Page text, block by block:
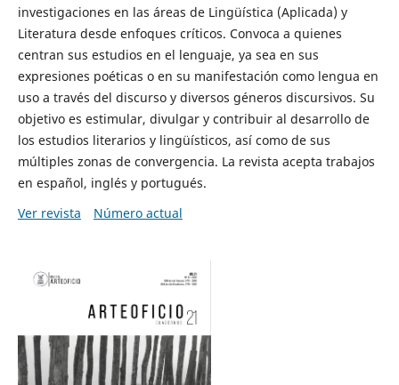
investigaciones en las áreas de Lingüística (Aplicada) y
Literatura desde enfoques críticos. Convoca a quienes
centran sus estudios en el lenguaje, ya sea en sus
expresiones poéticas o en su manifestación como lengua en
uso a través del discurso y diversos géneros discursivos. Su
objetivo es estimular, divulgar y contribuir al desarrollo de
los estudios literarios y lingüísticos, así como de sus
múltiples zonas de convergencia. La revista acepta trabajos
en español, inglés y portugués.
Ver revista
Número actual